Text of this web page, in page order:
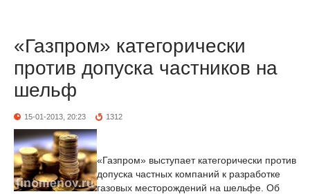
«Газпром» категорически
против допуска частников на
шельф
15-01-2013, 20:23 1312
«Газпром» выступает категорически против
допуска частных компаний к разработке
газовых месторождений на шельфе. Об